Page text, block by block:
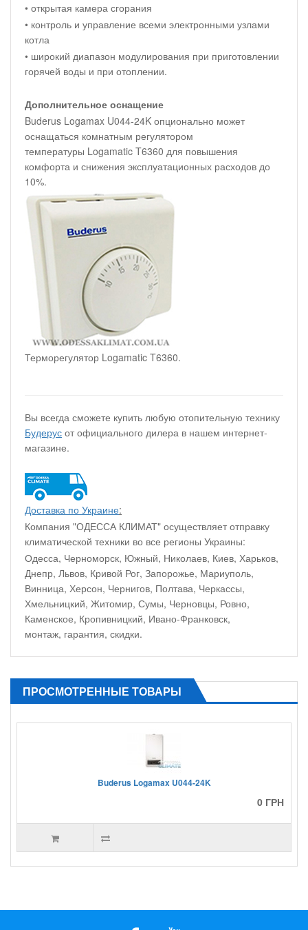
• открытая камера сгорания
• контроль и управление всеми электронными узлами
котла
• широкий диапазон модулирования при приготовлении
горячей воды и при отоплении.
Дополнительное оснащение
Buderus Logamax U044-24K опционально может
оснащаться комнатным регулятором
температуры Logamatic T6360 для повышения
комфорта и снижения эксплуатационных расходов до
10%.
Терморегулятор Logamatic T6360.
Вы всегда сможете купить любую отопительную технику
Будерус от официального дилера в нашем интернет-
магазине.
Доставка по Украине:
Компания "ОДЕССА КЛИМАТ" осуществляет отправку
климатической техники во все регионы Украины:
Одесса, Черноморск, Южный, Николаев, Киев, Харьков,
Днепр, Львов, Кривой Рог, Запорожье, Мариуполь,
Винница, Херсон, Чернигов, Полтава, Черкассы,
Хмельницкий, Житомир, Сумы, Черновцы, Ровно,
Каменское, Кропивницкий, Ивано-Франковск,
монтаж, гарантия, скидки.
ПРОСМОТРЕННЫЕ ТОВАРЫ
Buderus Logamax U044-24K
0 ГРН